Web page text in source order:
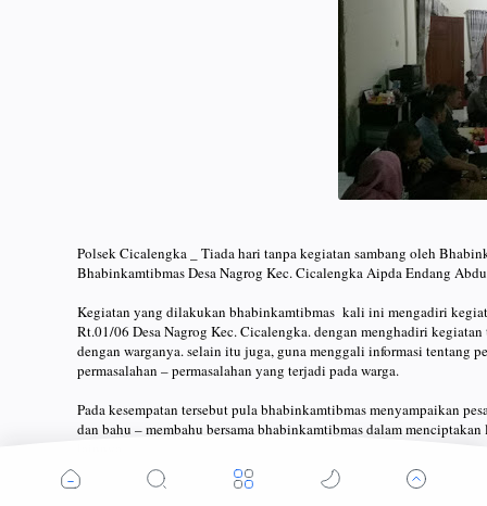
Polsek Cicalengka _ Tiada hari tanpa kegiatan sambang oleh
Bhabinkamtibmas Desa Nagrog Kec. Cicalengka Aipda Endang
Kegiatan yang dilakukan bhabinkamtibmas kali ini mengadiri
Rt.01/06 Desa Nagrog Kec. Cicalengka. dengan menghadiri
dengan warganya. selain itu juga, guna menggali informasi tentang
permasalahan – permasalahan yang terjadi pada warga.
Pada kesempatan tersebut pula bhabinkamtibmas menyampaikan
dan bahu – membahu bersama bhabinkamtibmas dalam
Kapolsek Cicalengka Kompol. M. Yusup. B. Bunidin, melalui